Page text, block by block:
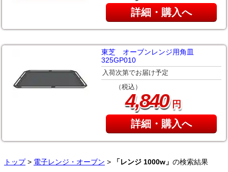
詳細・購入へ
東芝 オーブンレンジ用角皿
325GP010
入荷次第でお届け予定
（税込）
4,840円
詳細・購入へ
トップ> 電子レンジ・オーブン > 「レンジ 1000w」 の検索結果